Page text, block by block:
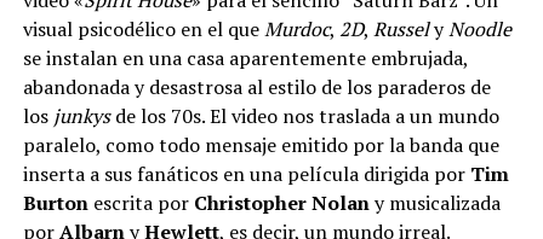
visual psicodélico en el queMurdoc, 2D, RusselyNoodle
se instalan en una casa aparentemente embrujada,
abandonada y desastrosa al estilo de los paraderos de
los junkysde los 70s. El video nos traslada a un mundo
paralelo, como todo mensaje emitido por la banda que
inserta a sus fanáticos en una película dirigida por Tim
Burtonescrita por Christopher Nolany musicalizada
porAlbarnyHewlett, es decir, un mundo irreal.